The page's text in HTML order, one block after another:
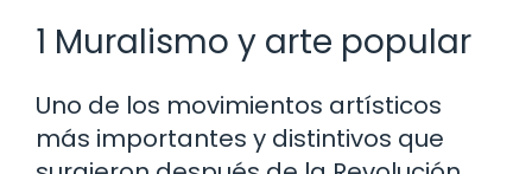
1 Muralismo y arte popular
Uno de los movimientos artísticos
más importantes y distintivos que